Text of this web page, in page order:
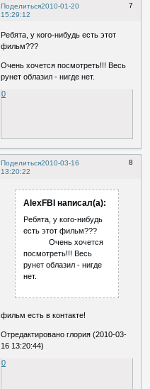
Поделиться 7
2010-01-20
15:29:12
Ребята, у кого-нибудь есть этот
фильм???
Очень хочется посмотреть!!! Весь
рунет облазил - нигде нет.
0
Поделиться 8
2010-03-16
13:20:22
AlexFBI написал(а):
Ребята, у кого-нибудь
есть этот фильм???
Очень хочется
посмотреть!!! Весь
рунет облазил - нигде
нет.
фильм есть в контакте!
Отредактировано глория (2010-03-
16 13:20:44)
0